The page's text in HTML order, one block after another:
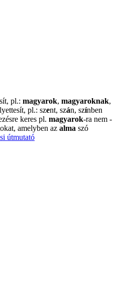
pl.: magyarok, magyaroknak,
pl.: szent, szán, színben
keres pl. magyarok-ra nem -
amelyben az alma szó
útmutató